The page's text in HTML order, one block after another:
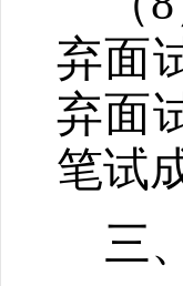
弃面
弃面
笔试
三